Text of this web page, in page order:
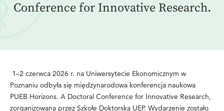
Conference for Innovative Research.
1–2 czerwca 2026 r. na Uniwersytecie Ekonomicznym w
Poznaniu odbyła się międzynarodowa konferencja naukowa
PUEB Horizons. A Doctoral Conference for Innovative Research,
zorganizowana przez Szkołę Doktorską UEP. Wydarzenie zostało